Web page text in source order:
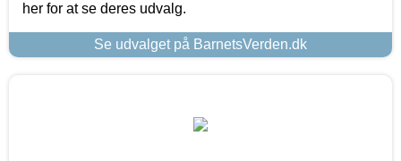
her for at se deres udvalg.
Se udvalget på BarnetsVerden.dk